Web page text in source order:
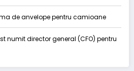
de anvelope pentru camioane
numit director general (CFO) pentru